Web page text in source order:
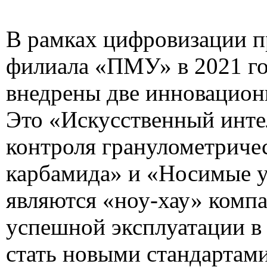
В рамках цифровизации
филиала «ПМУ» в 2021
внедрены две
Это «Искусственный
контроля
карбамида» и «Носимые
являются «ноу-хау»
успешной эксплуатации
стать новыми